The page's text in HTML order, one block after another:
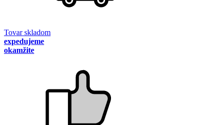
Tovar skladom
expedujeme
okamžite